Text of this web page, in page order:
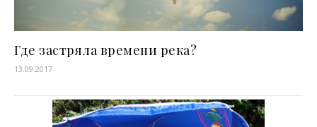
Где застряла времени река?
13.09.2017